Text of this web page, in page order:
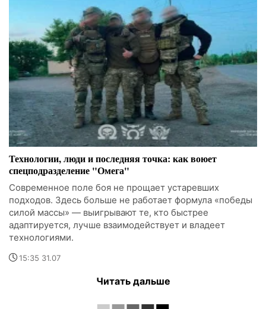
Технологии, люди и последняя точка: как воюет
спецподразделение "Омега"
Современное поле боя не прощает устаревших
подходов. Здесь больше не работает формула «победы
силой массы» — выигрывают те, кто быстрее
адаптируется, лучше взаимодействует и владеет
технологиями.
15:35 31.07
Читать дальше